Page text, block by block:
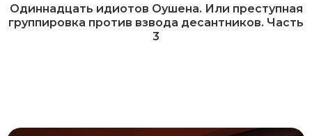
Одиннадцать идиотов Оушена. Или преступная
группировка против взвода десантников. Часть
3